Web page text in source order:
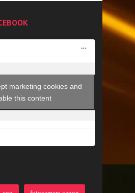
marketing cookies and
this content